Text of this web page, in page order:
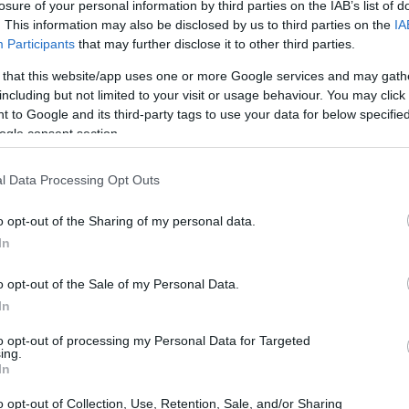
of your personal information by third parties on the IAB’s list of
This information may also be disclosed by us to third parties on the
Participants that may further disclose it to other third parties.
that this website/app uses one or more Google services and may
but not limited to your visit or usage behaviour. You may
to Google and its third-party tags to use your data for below
consent section.
Data Processing Opt Outs
opt-out of the Sharing of my personal data.
opt-out of the Sale of my Personal Data.
opt-out of processing my Personal Data for Targeted
opt-out of Collection, Use, Retention, Sale, and/or Sharing
Finals
le Atp Finals, che vedono protagonista il
in fermento, con i suoi abitanti che si mobilitano per
l’attesa è palpabile e l’atmosfera è carica di
Sinner-mania, spuntano ovunque, mentre i
di incontrare il loro idolo.
Torino
sempre più forte nel corso degli anni. La prima
nel 2021 ha segnato l’inizio di un legame che
momenti di grande emozione e sfide, ha
supporto incondizionato. La città lo ha visto
il cuore dei tifosi, diventando un simbolo di